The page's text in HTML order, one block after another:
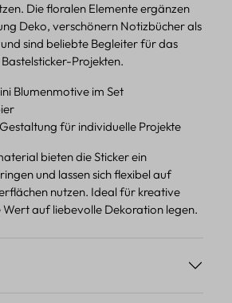
Die floralen Elemente ergänzen
Deko, verschönern Notizbücher als
sind beliebte Begleiter für das
Projekten.
Blumenmotive im Set
für individuelle Projekte
bieten die Sticker ein
und lassen sich flexibel auf
nutzen. Ideal für kreative
Wert auf liebevolle Dekoration legen.